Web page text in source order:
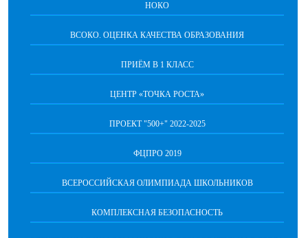
НОКО
ВСОКО. ОЦЕНКА КАЧЕСТВА ОБРАЗОВАНИЯ
ПРИЁМ В 1 КЛАСС
ЦЕНТР «ТОЧКА РОСТА»
ПРОЕКТ "500+" 2022-2025
ФЦПРО 2019
ВСЕРОССИЙСКАЯ ОЛИМПИАДА ШКОЛЬНИКОВ
КОМПЛЕКСНАЯ БЕЗОПАСНОСТЬ